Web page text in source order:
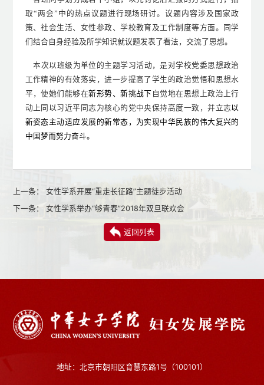
取“两会”中的热点议题进行现场研讨。议题内容涉及国家政
策、社会生活、女性参政、学校教育及工作制度等方面。同学
们结合自身经验及所学知识就议题发表了看法，交流了思想。
本次以班级为单位的主题学习活动，是对学校党委思想政治
工作精神的有效落实，进一步提高了学生的政治觉悟和思想水
平，使她们能够在新形势、新挑战下 自觉地在思想上政治上行
动上同以习近平同志为核心的党中央保持高度一致，并立志以
新姿态主动适应发展的新常态，为实现中华民族的伟大复兴的
中国梦而努力奋斗。
上一条：女性学系开展“重走长征路”主题徒步活动
下一条：女性学系举办“够青春”2018年双旦联欢会
返回列表
地址：北京市朝阳区育慧东路1号（100101）